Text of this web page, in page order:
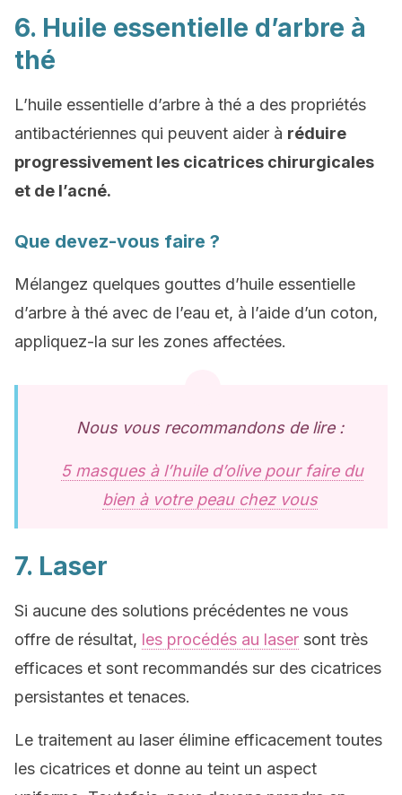
6. Huile essentielle d’arbre à
thé
L’huile essentielle d’arbre à thé a des propriétés
antibactériennes qui peuvent aider à réduire
progressivement les cicatrices chirurgicales
et de l’acné.
Que devez-vous faire ?
Mélangez quelques gouttes d’huile essentielle
d’arbre à thé avec de l’eau et, à l’aide d’un coton,
appliquez-la sur les zones affectées.
Nous vous recommandons de lire :
5 masques à l’huile d’olive pour faire du
bien à votre peau chez vous
7. Laser
Si aucune des solutions précédentes ne vous
offre de résultat, les procédés au laser sont très
efficaces et sont recommandés sur des cicatrices
persistantes et tenaces.
Le traitement au laser élimine efficacement toutes
les cicatrices et donne au teint un aspect